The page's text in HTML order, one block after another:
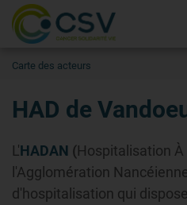
Carte des acteurs
HAD de
L'HADAN (Hospitalisation
l'Agglomération
d'hospitalisation qui